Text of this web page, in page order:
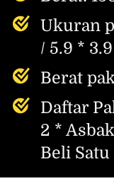
Ukuran
/ 5.9 *
Berat
Daftar
2 *
Beli